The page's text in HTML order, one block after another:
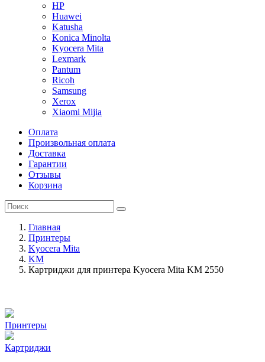
HP
Huawei
Katusha
Konica Minolta
Kyocera Mita
Lexmark
Pantum
Ricoh
Samsung
Xerox
Xiaomi Mijia
Оплата
Произвольная оплата
Доставка
Гарантии
Отзывы
Корзина
Главная
Принтеры
Kyocera Mita
KM
Картриджи для принтера Kyocera Mita KM 2550
Принтеры
Картриджи